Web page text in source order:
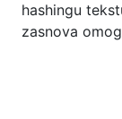
hashingu
zasnova